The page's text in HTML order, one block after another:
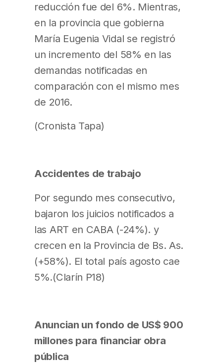
reducción fue del 6%. Mientras,
en la provincia que gobierna
María Eugenia Vidal se registró
un incremento del 58% en las
demandas notificadas en
comparación con el mismo mes
de 2016.
(Cronista Tapa)
Accidentes de trabajo
Por segundo mes consecutivo,
bajaron los juicios notificados a
las ART en CABA (-24%). y
crecen en la Provincia de Bs. As.
(+58%). El total país agosto cae
5%.(Clarín P18)
Anuncian un fondo de US$ 900
millones para financiar obra
pública